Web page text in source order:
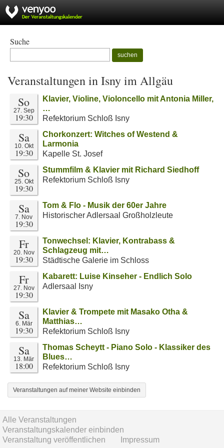
Suche
suchen
Veranstaltungen in Isny im Allgäu
So
27. Sep
19:30
Klavier, Violine, Violoncello mit Antonia Miller,
…
Refektorium Schloß Isny
Sa
10. Okt
19:30
Chorkonzert: Witches of Westend &
Larmonia
Kapelle St. Josef
So
25. Okt
19:30
Stummfilm & Klavier mit Richard Siedhoff
Refektorium Schloß Isny
Sa
7. Nov
19:30
Tom & Flo - Musik der 60er Jahre
Historischer Adlersaal Großholzleute
Fr
20. Nov
19:30
Tonwechsel: Klavier, Kontrabass &
Schlagzeug mit…
Städtische Galerie im Schloss
Fr
27. Nov
19:30
Kabarett: Luise Kinseher - Endlich Solo
Adlersaal Isny
Sa
6. Mär
19:30
Klavier & Trompete mit Masako Otha &
Matthias…
Refektorium Schloß Isny
Sa
13. Mär
18:00
Thomas Scheytt - Piano Solo - Klassiker des
Blues…
Refektorium Schloß Isny
Veranstaltungen auf meiner Website einbinden
Alle Veranstaltungen
Veranstaltungskalender einbinden
Veranstaltung veröffentlichen
Impressum